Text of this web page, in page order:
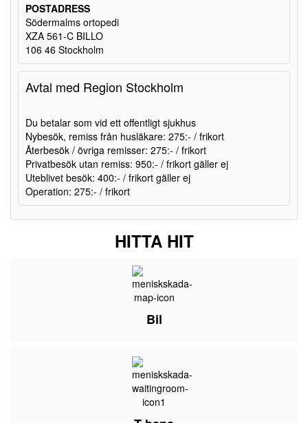
POSTADRESS
Södermalms ortopedi
XZA 561-C BILLO
106 46 Stockholm
Avtal med Region Stockholm
Du betalar som vid ett offentligt sjukhus
Nybesök, remiss från husläkare: 275:- / frikort
Återbesök / övriga remisser: 275:- / frikort
Privatbesök utan remiss: 950:- / frikort gäller ej
Uteblivet besök: 400:- / frikort gäller ej
Operation: 275:- / frikort
HITTA HIT
Bil